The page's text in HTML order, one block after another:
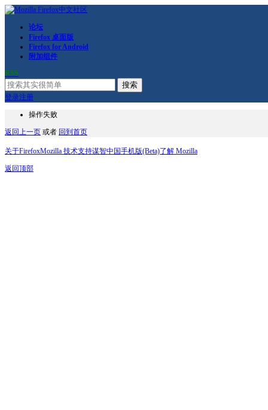
论坛
Firefox 桌面版
Firefox for Android
附加组件
RSS
搜索
登录注册
操作失败
返回上一页 或者 回到首页
关于FirefoxMozilla 技术支持谋智中国手机版(Beta)了解 Mozilla
返回顶部